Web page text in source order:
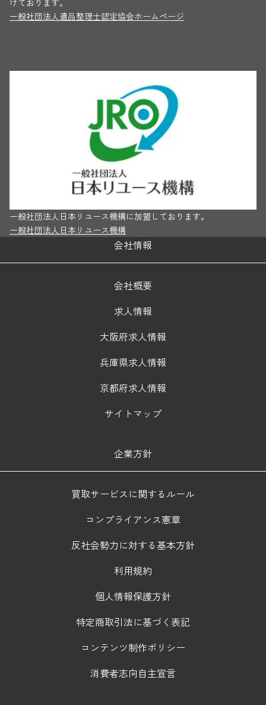
一般社団法人遺品整理士認定協会ホームページ
一般社団法人日本リユース機構に加盟しております。
一般社団法人日本リユース機構
会社情報
会社概要
求人情報
大阪府求人情報
兵庫県求人情報
京都府求人情報
サイトマップ
企業方針
買取サービスに関するルール
コンプライアンス憲章
反社会勢力に対する基本方針
利用規約
個人情報保護方針
特定商取引法に基づく表記
コンテンツ制作ポリシー
消費者志向自主宣言